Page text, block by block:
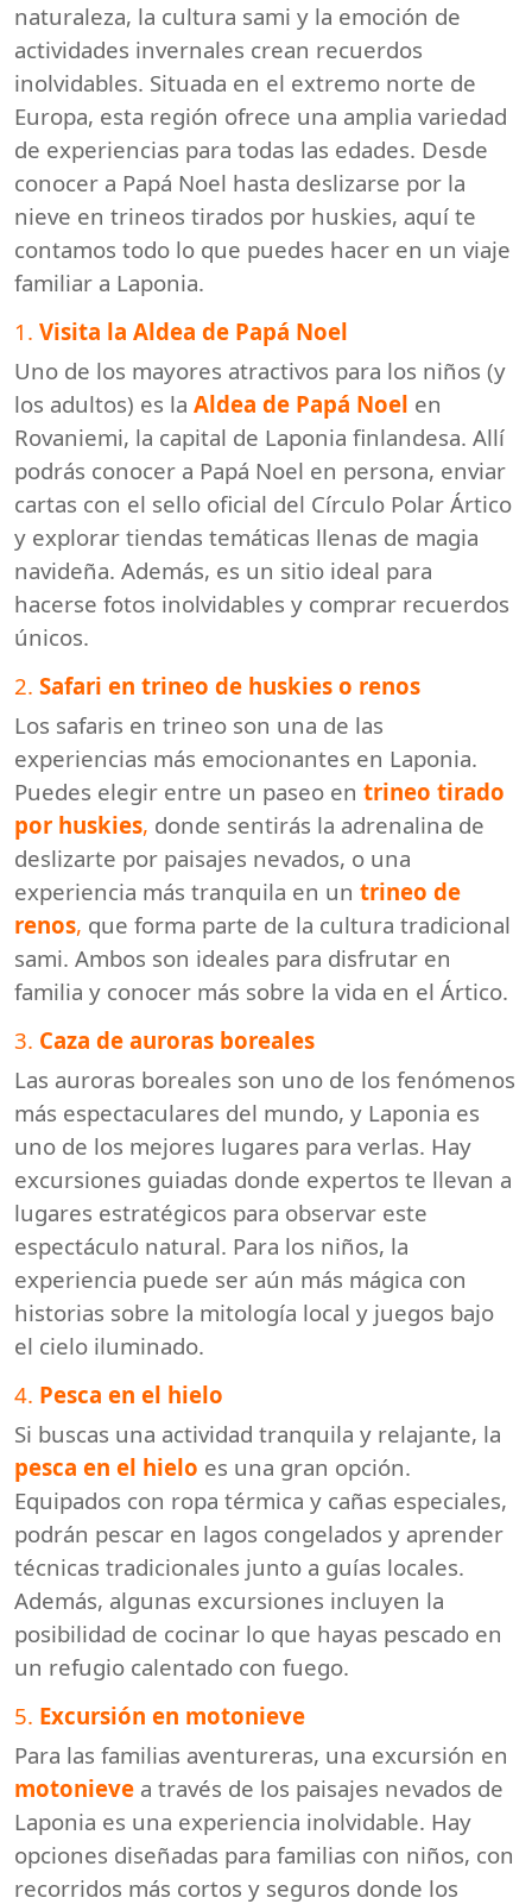
naturaleza, la cultura sami y la emoción de
actividades invernales crean recuerdos
inolvidables. Situada en el extremo norte de
Europa, esta región ofrece una amplia variedad
de experiencias para todas las edades. Desde
conocer a Papá Noel hasta deslizarse por la
nieve en trineos tirados por huskies, aquí te
contamos todo lo que puedes hacer en un viaje
familiar a Laponia.
1. Visita la Aldea de Papá Noel
Uno de los mayores atractivos para los niños (y
los adultos) es la Aldea de Papá Noel en
Rovaniemi, la capital de Laponia finlandesa. Allí
podrás conocer a Papá Noel en persona, enviar
cartas con el sello oficial del Círculo Polar Ártico
y explorar tiendas temáticas llenas de magia
navideña. Además, es un sitio ideal para
hacerse fotos inolvidables y comprar recuerdos
únicos.
2. Safari en trineo de huskies o renos
Los safaris en trineo son una de las
experiencias más emocionantes en Laponia.
Puedes elegir entre un paseo en trineo tirado
por huskies, donde sentirás la adrenalina de
deslizarte por paisajes nevados, o una
experiencia más tranquila en un trineo de
renos, que forma parte de la cultura tradicional
sami. Ambos son ideales para disfrutar en
familia y conocer más sobre la vida en el Ártico.
3. Caza de auroras boreales
Las auroras boreales son uno de los fenómenos
más espectaculares del mundo, y Laponia es
uno de los mejores lugares para verlas. Hay
excursiones guiadas donde expertos te llevan a
lugares estratégicos para observar este
espectáculo natural. Para los niños, la
experiencia puede ser aún más mágica con
historias sobre la mitología local y juegos bajo
el cielo iluminado.
4. Pesca en el hielo
Si buscas una actividad tranquila y relajante, la
pesca en el hielo es una gran opción.
Equipados con ropa térmica y cañas especiales,
podrán pescar en lagos congelados y aprender
técnicas tradicionales junto a guías locales.
Además, algunas excursiones incluyen la
posibilidad de cocinar lo que hayas pescado en
un refugio calentado con fuego.
5. Excursión en motonieve
Para las familias aventureras, una excursión en
motonieve a través de los paisajes nevados de
Laponia es una experiencia inolvidable. Hay
opciones diseñadas para familias con niños, con
recorridos más cortos y seguros donde los